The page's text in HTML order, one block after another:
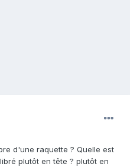
d'une raquette ? Quelle est
plutôt en tête ? plutôt en